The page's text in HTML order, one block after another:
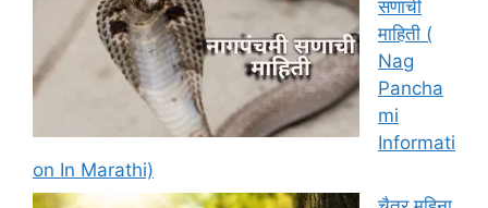
सणाची
माहिती (
Nag
Pancha
mi
Informati
on In Marathi)